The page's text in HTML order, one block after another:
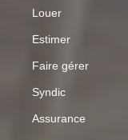
Louer
Estimer
Faire gérer
Syndic
Assurance